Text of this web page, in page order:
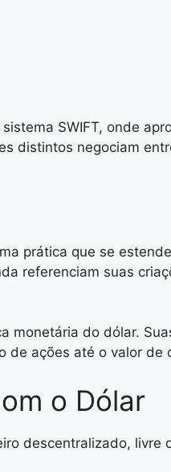
SWIFT, onde
distintos negociam
prática que se
referenciam suas
monetária do dólar.
de ações até o valor de
o Dólar
descentralizado,